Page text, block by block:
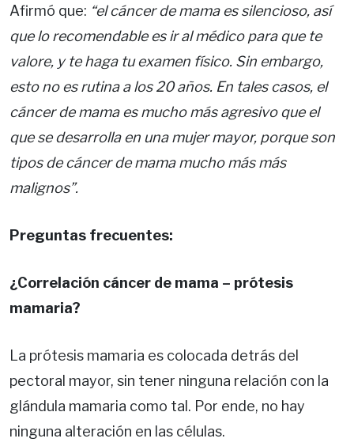
Afirmó que: “el cáncer de mama es silencioso, así
que lo recomendable es ir al médico para que te
valore, y te haga tu examen físico. Sin embargo,
esto no es rutina a los 20 años. En tales casos, el
cáncer de mama es mucho más agresivo que el
que se desarrolla en una mujer mayor, porque son
tipos de cáncer de mama mucho más más
malignos”.
Preguntas frecuentes:
¿Correlación cáncer de mama – prótesis
mamaria?
La prótesis mamaria es colocada detrás del
pectoral mayor, sin tener ninguna relación con la
glándula mamaria como tal. Por ende, no hay
ninguna alteración en las células.